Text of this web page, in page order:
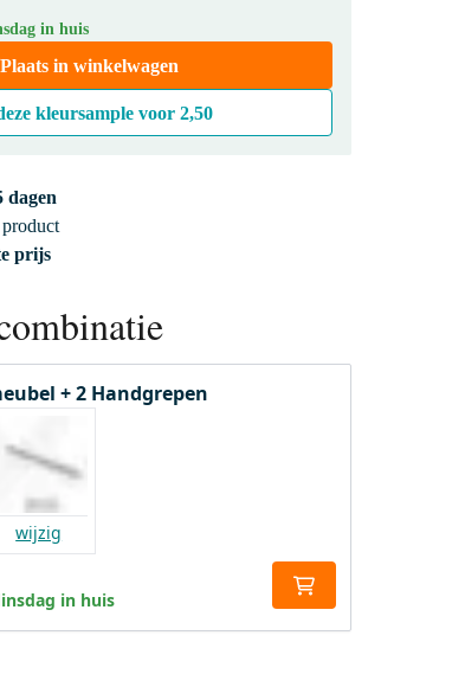
in huis
Plaats in winkelwagen
kleursample voor2,50
dagen
prijs
+ 2 Handgrepen
wijzig
in huis